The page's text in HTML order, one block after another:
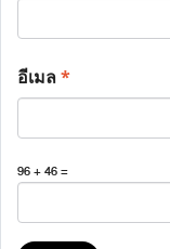
อีเมล*
96 + 46 =